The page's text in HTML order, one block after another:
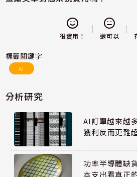
很實用！ 還可以
標籤關鍵字
AI
分析研究
AI訂單越來越
獲利反而更難
功率半導體缺
本支出看真正